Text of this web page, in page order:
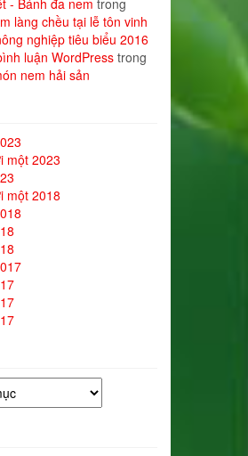
- Bánh đa nem trong
làng chều tại lễ tôn vinh
nghiệp tiêu biểu 2016
luận WordPress trong
nem hải sản
một 2023
một 2018